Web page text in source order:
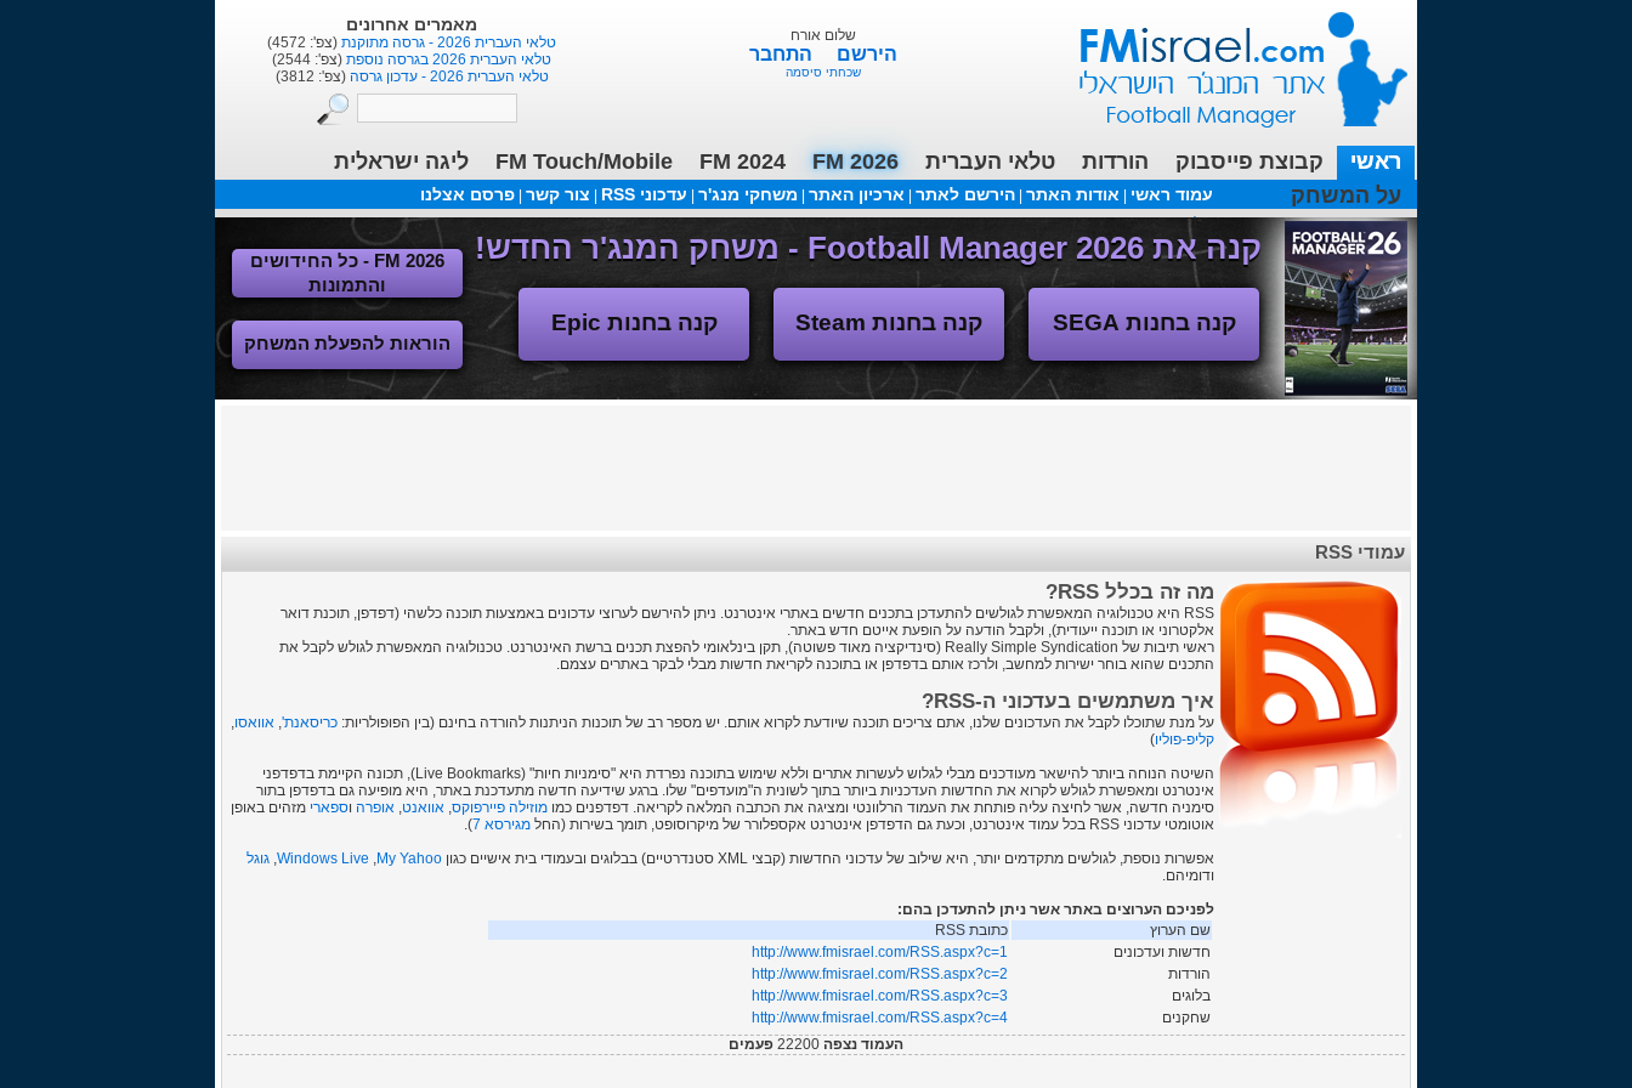
מאמרים אחרונים
טלאי העברית 2026 - גרסה מתוקנת
(צפ': 4572)
טלאי העברית 2026 בגרסה נוספת
(צפ': 2544)
טלאי העברית 2026 - עדכון גרסה
(צפ': 3812)
שלום אורח
הירשם התחבר
שכחתי סיסמה
ראשי קבוצת פייסבוק הורדות טלאי העברית FM 2026
FM 2024
FM Touch/Mobile
ליגה ישראלית
על המשחק
עמוד ראשי אודות האתר |הירשם לאתר ארכיון האתר משחקי מנג'ר עדכוני RSS צור קשר פרסם אצלנו
עכשיו בפורומים:FM19- איך יוצאים לחופשה עם המאמן ?
קנה את Football Manager 2026 - משחק המנג'ר החדש!
קנה בחנות SEGA קנה בחנות Steam קנה בחנות Epic
FM 2026 - כל החידושים
והתמונות
הוראות להפעלת המשחק
עמודי RSS
מה זה בכלל RSS?
RSS היא טכנולוגיה המאפשרת לגולשים להתעדכן בתכנים חדשים באתרי אינטרנט. ניתן להירשם לערוצי עדכונים באמצעות תוכנה כלשהי (דפדפן, תוכנת דואר
אלקטרוני או תוכנה ייעודית), ולקבל הודעה על הופעת אייטם חדש באתר.
ראשי תיבות של Really Simple Syndication (סינדיקציה מאוד פשוטה), תקן בינלאומי להפצת תכנים ברשת האינטרנט. טכנולוגיה המאפשרת לגולש לקבל את
התכנים שהוא בוחר ישירות למחשב, ולרכז אותם בדפדפן או בתוכנה לקריאת חדשות מבלי לבקר באתרים עצמם.
איך משתמשים בעדכוני ה-RSS?
על מנת שתוכלו לקבל את העדכונים שלנו, אתם צריכים תוכנה שיודעת לקרוא אותם. יש מספר רב של תוכנות הניתנות להורדה בחינם (בין הפופולריות: כריסאנת', אוואסו,
קליפ-פוליו)
השיטה הנוחה ביותר להישאר מעודכנים מבלי לגלוש לעשרות אתרים וללא שימוש בתוכנה נפרדת היא "סימניות חיות" (Live Bookmarks), תכונה הקיימת בדפדפני
אינטרנט ומאפשרת לגולש לקרוא את החדשות העדכניות ביותר בתוך לשונית ה"מועדפים" שלו. ברגע שידיעה חדשה מתעדכנת באתר, היא מופיעה גם בדפדפן בתור
סימניה חדשה, אשר לחיצה עליה פותחת את העמוד הרלוונטי ומציגה את הכתבה המלאה לקריאה. דפדפנים כמו מוזילה פיירפוקס, אוואנט, אופרה וספארי מזהים באופן
אוטומטי עדכוני RSS בכל עמוד אינטרנט, וכעת גם הדפדפן אינטרנט אקספלורר של מיקרוסופט, תומך בשירות (החל
מגירסא 7
).
אפשרות נוספת, לגולשים מתקדמים יותר, היא שילוב של עדכוני החדשות (קבצי XML סטנדרטיים) בבלוגים ובעמודי בית אישיים כגון
Windows Live ,My Yahoo
, גוגל
ודומיהם.
לפניכם הערוצים באתר אשר ניתן להתעדכן בהם:
שם הערוץ
כתובת RSS
חדשות ועדכונים
http://www.fmisrael.com/RSS.aspx?c=1
הורדות
http://www.fmisrael.com/RSS.aspx?c=2
בלוגים
http://www.fmisrael.com/RSS.aspx?c=3
שחקנים
http://www.fmisrael.com/RSS.aspx?c=4
העמוד נצפה 22200 פעמים